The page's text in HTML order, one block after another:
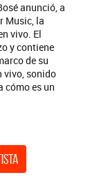
anunció, a
Music, la
vivo. El
y contiene
de su
vivo, sonido
cómo es un